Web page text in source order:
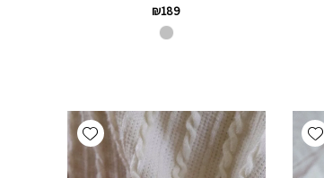
₪189
Add wishlist
Add wishlist